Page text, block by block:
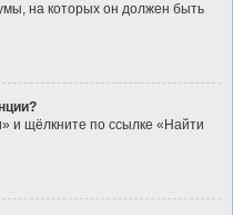
на которых он должен быть
и щёлкните по ссылке «Найти